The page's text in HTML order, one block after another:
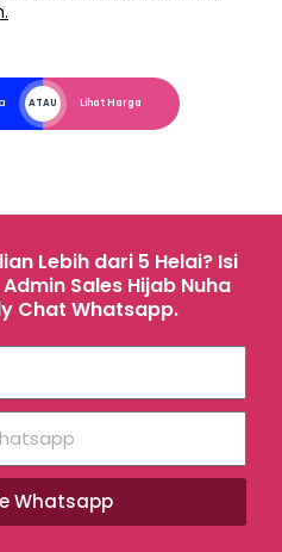
ATAU Lihat Harga
Lebih dari 5 Helai? Isi
Sales Hijab Nuha
Chat Whatsapp.
Whatsapp